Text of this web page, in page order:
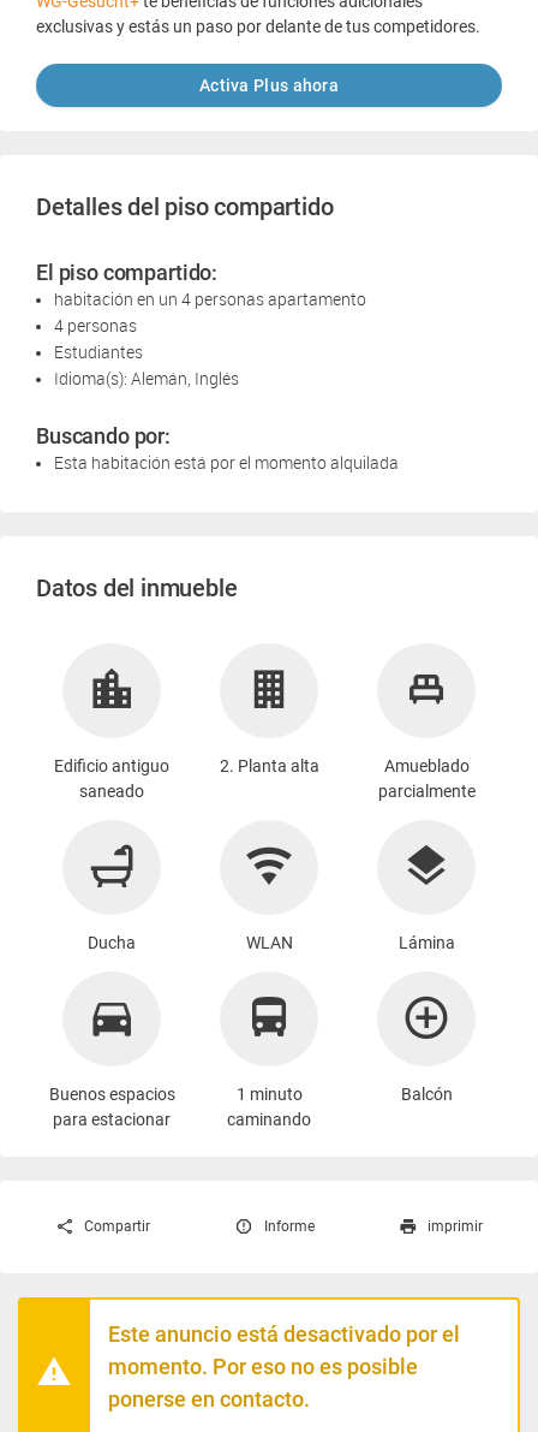
exclusivas y estás un paso por delante de tus competidores.
Activa Plus ahora
Detalles del piso compartido
El piso compartido:
habitación en un 4 personas apartamento
4 personas
Estudiantes
Idioma(s): Alemán, Inglés
Buscando por:
Esta habitación está por el momento alquilada
Datos del inmueble
Edificio antiguo
saneado
2. Planta alta
Amueblado
parcialmente
Ducha WLAN Lámina
Buenos espacios
para estacionar
1 minuto
caminando
Balcón
Compartir Informe imprimir
Este anuncio está desactivado por el
momento. Por eso no es posible
ponerse en contacto.